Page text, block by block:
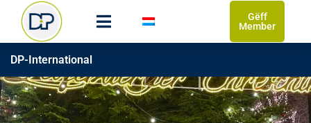
Gëff
Member
DP-International